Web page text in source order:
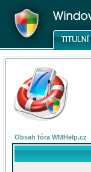
Obsah fóra WMHelp.cz